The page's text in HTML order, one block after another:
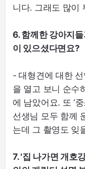
니다. 그래도 많이
6. 함께한 강아지
이 있으셨다면요?
- 대형견에 대한
을 열고 보니 순수
에 남았어요. 또 ‘
선생님 모두 함께
는데 그 촬영도 잊
7. '집 나가면 개호